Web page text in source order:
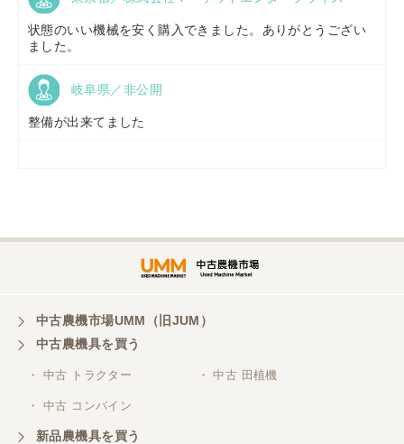
福島県／(有)草野商事
山形県／株式会社ノーキステージ
株式会社トミタモータース
三重県／株式会社 ケイ・エス・エンタープライズ
状態のいい機械を安く購入できました。ありがとうござい
ました。
岐阜県／非公開
整備が出来てました
中古農機市場UMM（旧JUM）
中古農機具を買う
・ 中古 トラクター ・ 中古 田植機
・ 中古 コンバイン
新品農機具を買う